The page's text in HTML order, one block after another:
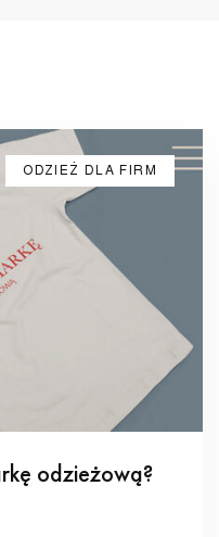
ODZIEŻ DLA FIRM
odzieżową?